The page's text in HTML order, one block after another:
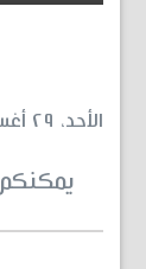
الأحد، ٢٩ أغسطس ٢٠٢١